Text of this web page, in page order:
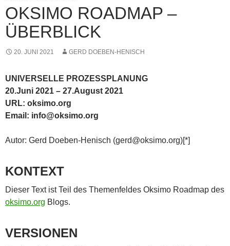
OKSIMO ROADMAP –
ÜBERBLICK
20. JUNI 2021 GERD DOEBEN-HENISCH
UNIVERSELLE PROZESSPLANUNG
20.Juni 2021 – 27.August 2021
URL: oksimo.org
Email: info@oksimo.org
Autor: Gerd Doeben-Henisch (gerd@oksimo.org)[*]
KONTEXT
Dieser Text ist Teil des Themenfeldes Oksimo Roadmap des
oksimo.org Blogs.
VERSIONEN